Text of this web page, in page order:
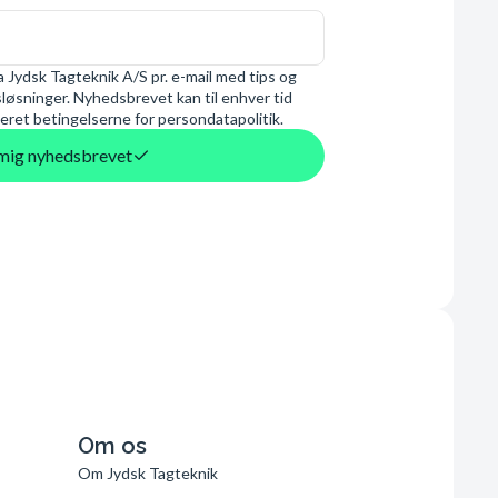
Tagteknik A/S pr. e-mail med tips og
Nyhedsbrevet kan til enhver tid
betingelserne for persondatapolitik.
nyhedsbrevet
Om os
Om Jydsk Tagteknik